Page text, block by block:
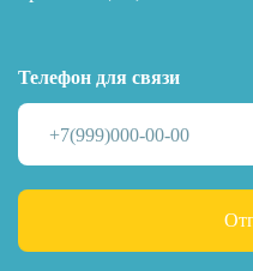
Телефон для связи